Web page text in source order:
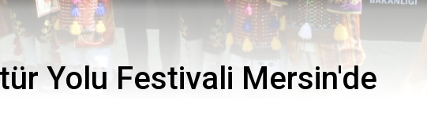
Yolu Festivali Mersin'de